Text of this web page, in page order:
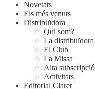
Novetats
Els més venuts
Distribuïdora
Qui som?
La distribuïdora
El Club
La Missa
Alta subscripció
Activitats
Editorial Claret